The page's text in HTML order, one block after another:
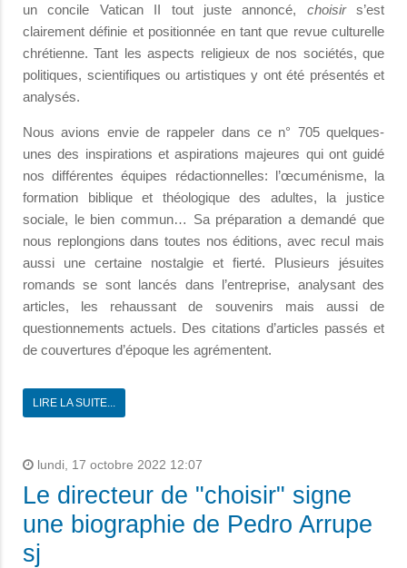
un concile Vatican II tout juste annoncé, choisirs’est
clairement définie et positionnée en tant que revue culturelle
chrétienne. Tant les aspects religieux de nos sociétés, que
politiques, scientifiques ou artistiques y ont été présentés et
analysés.
Nous avions envie de rappeler dans ce n° 705 quelques-
unes des inspirations et aspirations majeures qui ont guidé
nos différentes équipes rédactionnelles: l’œcuménisme, la
formation biblique et théologique des adultes, la justice
sociale, le bien commun… Sa préparation a demandé que
nous replongions dans toutes nos éditions, avec recul mais
aussi une certaine nostalgie et fierté. Plusieurs jésuites
romands se sont lancés dans l’entreprise, analysant des
articles, les rehaussant de souvenirs mais aussi de
questionnements actuels. Des citations d’articles passés et
de couvertures d’époque les agrémentent.
LIRE LA SUITE...
lundi, 17 octobre 2022 12:07
Le directeur de "choisir" signe
une biographie de Pedro Arrupe
sj